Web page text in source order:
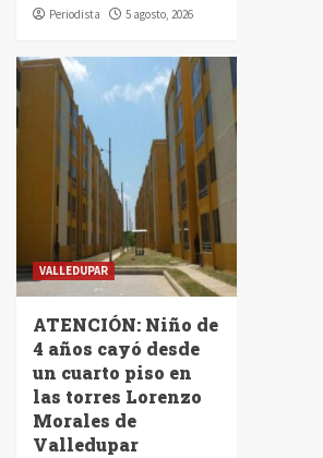
Periodista 5 agosto, 2026
VALLEDUPAR
ATENCIÓN: Niño de
4 años cayó desde
un cuarto piso en
las torres Lorenzo
Morales de
Valledupar